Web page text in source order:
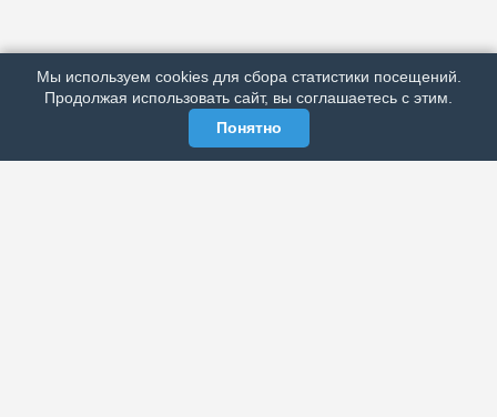
РЕКЛАМА У НАС
МЫ В СОЦСЕТЯХ
Мы используем cookies для сбора статистики посещений.
Продолжая использовать сайт, вы соглашаетесь с этим.
Понятно